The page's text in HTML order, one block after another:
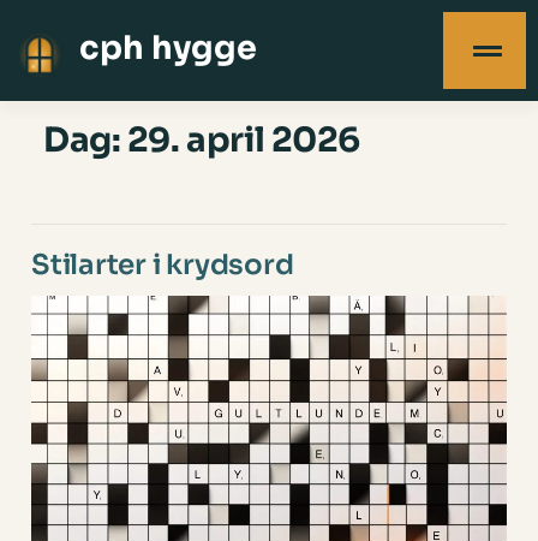
cph hygge
Dag: 29. april 2026
Stilarter i krydsord